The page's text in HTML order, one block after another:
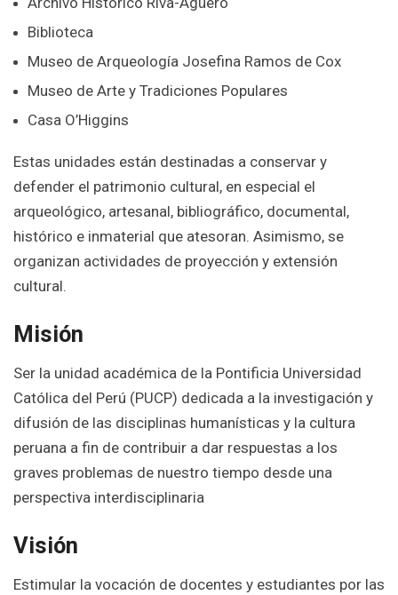
Biblioteca
Museo de Arqueología Josefina Ramos de Cox
Museo de Arte y Tradiciones Populares
Casa O’Higgins
Estas unidades están destinadas a conservar y
defender el patrimonio cultural, en especial el
arqueológico, artesanal, bibliográfico, documental,
histórico e inmaterial que atesoran. Asimismo, se
organizan actividades de proyección y extensión
cultural.
Misión
Ser la unidad académica de la Pontificia Universidad
Católica del Perú (PUCP) dedicada a la investigación y
difusión de las disciplinas humanísticas y la cultura
peruana a fin de contribuir a dar respuestas a los
graves problemas de nuestro tiempo desde una
perspectiva interdisciplinaria
Visión
Estimular la vocación de docentes y estudiantes por las